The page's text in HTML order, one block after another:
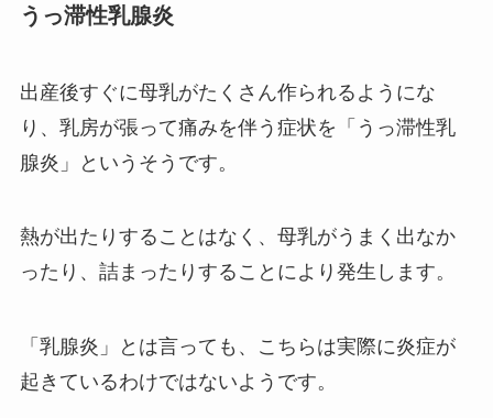
うっ滞性乳腺炎
出産後すぐに母乳がたくさん作られるようにな
り、乳房が張って痛みを伴う症状を「うっ滞性乳
腺炎」というそうです。
熱が出たりすることはなく、母乳がうまく出なか
ったり、詰まったりすることにより発生します。
「乳腺炎」とは言っても、こちらは実際に炎症が
起きているわけではないようです。